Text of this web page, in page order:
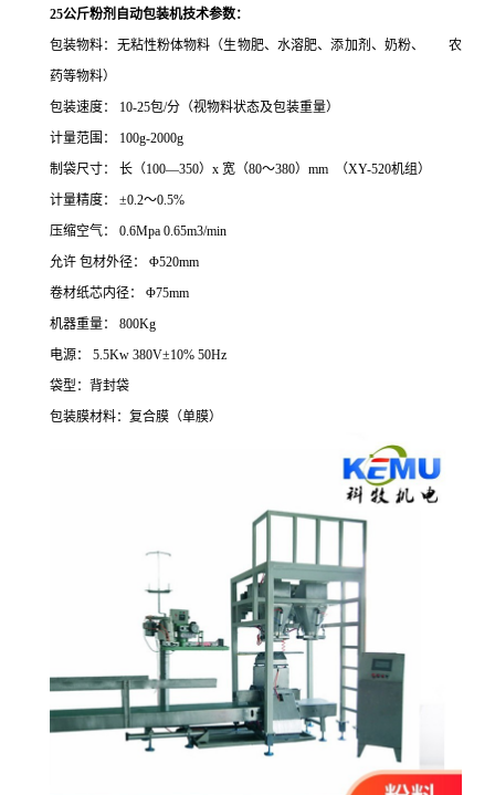
25公斤粉剂自动包装机技术参数：
包装物料：无粘性粉体物料（生物肥、水溶肥、添加剂、奶粉、
农
药等物料）
包装速度：
10-25包/分（视物料状态及包装重量）
计量范围：
100g-2000g
制袋尺寸： 长（100—350） x 宽（80～380） mm （XY-520机组）
计量精度：
±0.2～0.5%
压缩空气：
0.6Mpa 0.65m3/min
允许 包材外径：
Φ520mm
卷材纸芯内径：
Φ75mm
机器重量：
800Kg
电源： 5.5Kw 380V±10% 50Hz
袋型：背封袋
包装膜材料：复合膜（单膜）